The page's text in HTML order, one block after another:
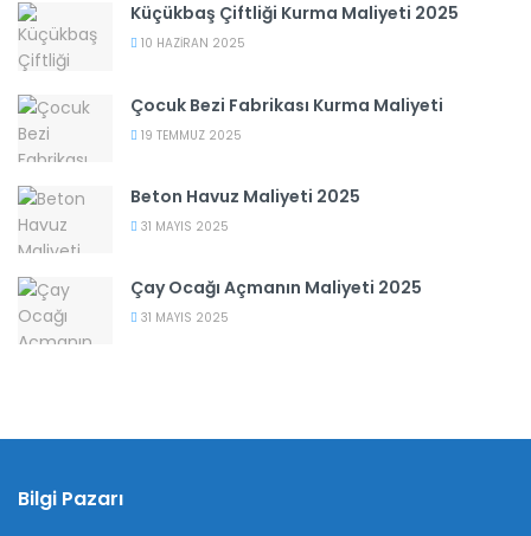
Küçükbaş Çiftliği Kurma Maliyeti 2025
10 HAZIRAN 2025
Çocuk Bezi Fabrikası Kurma Maliyeti
19 TEMMUZ 2025
Beton Havuz Maliyeti 2025
31 MAYIS 2025
Çay Ocağı Açmanın Maliyeti 2025
31 MAYIS 2025
Bilgi Pazarı